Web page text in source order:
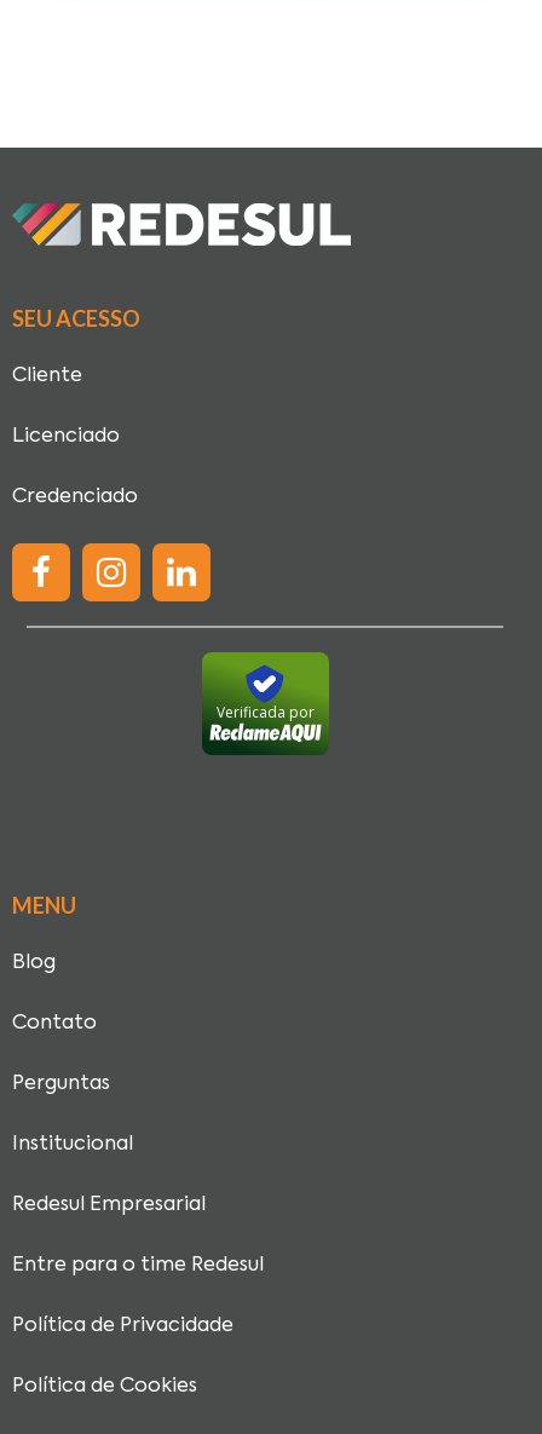
SEU ACESSO
Cliente
Licenciado
Credenciado
Verificada por
MENU
Blog
Contato
Perguntas
Institucional
Redesul Empresarial
Entre para o time Redesul
Política de Privacidade
Política de Cookies